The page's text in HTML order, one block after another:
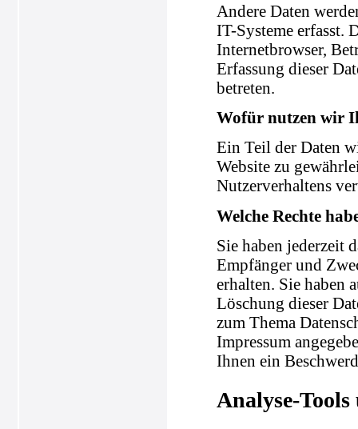
Andere Daten
IT-Systeme erfasst.
Internetbrowser,
Erfassung dieser
betreten.
Wofür nutzen wir
Ein Teil der Daten
Website zu
Nutzerverhaltens
Welche Rechte
Sie haben jederzeit
Empfänger und
erhalten. Sie haben
Löschung dieser
zum Thema
Impressum
Ihnen ein
Analyse-